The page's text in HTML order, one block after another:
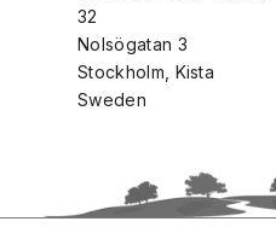
32
Nolsögatan 3
Stockholm, Kista
Sweden